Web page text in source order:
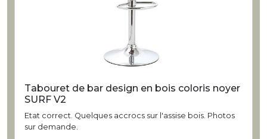
Tabouret de bar design en bois coloris noyer
SURF V2
Etat correct. Quelques accrocs sur l'assise bois. Photos
sur demande.